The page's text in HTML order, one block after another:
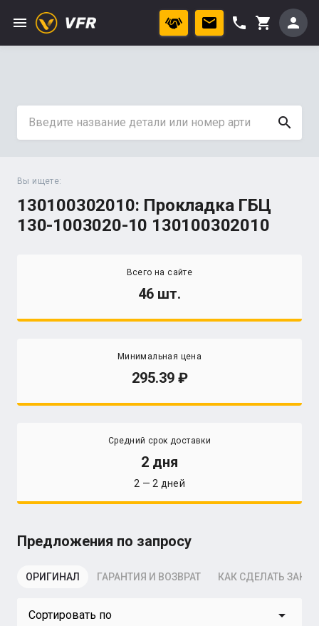
menu phone shopping_cart person
search
Вы ищете:
130100302010: Прокладка ГБЦ
130-1003020-10 130100302010
Всего на сайте
46 шт.
Минимальная цена
295.39
Средний срок доставки
2 дня
2 — 2 дней
Предложения по запросу
ОРИГИНАЛ ГАРАНТИЯ И ВОЗВРАТ КАК СДЕЛАТЬ
Сортировать по arrow_drop_down